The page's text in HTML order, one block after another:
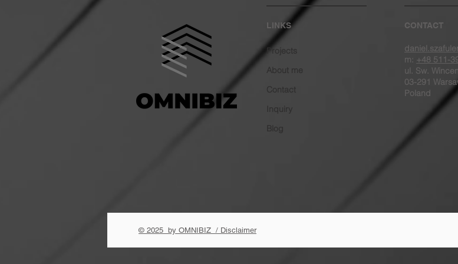
LINKS
Projects
About me
Contact
Inquiry
Blog
CONTACT
m: +48 511-
ul. Sw.
03-291
Poland
© 2025 by OMNIBIZ / Disclaimer